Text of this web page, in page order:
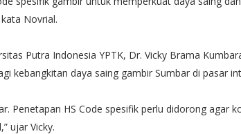
Novrial.
Putra Indonesia YPTK, Dr. Vicky Brama
kebangkitan daya saing gambir Sumbar di pasar
Penetapan HS Code spesifik perlu didorong agar
ujar Vicky.